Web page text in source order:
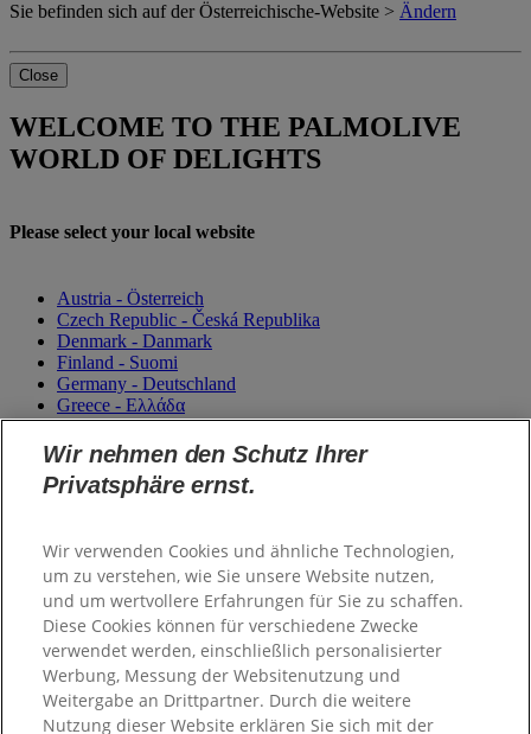
Sie befinden sich auf der Österreichische-Website > Ändern
Close
WELCOME TO THE PALMOLIVE
WORLD OF DELIGHTS
Please select your local website
Austria - Österreich
Czech Republic - Česká Republika
Denmark - Danmark
Finland - Suomi
Germany - Deutschland
Greece - Ελλάδα
Magyarország
Italy - Italia
Netherlands - Nederland
Norway - Norge
Sweden - Sverige
Switzerland (Suisse)
Switzerland (Schweiz)
Unitited Kingdom
Wir nehmen den Schutz Ihrer
Privatsphäre ernst.
Wir verwenden Cookies und ähnliche Technologien,
um zu verstehen, wie Sie unsere Website nutzen,
und um wertvollere Erfahrungen für Sie zu schaffen.
Diese Cookies können für verschiedene Zwecke
verwendet werden, einschließlich personalisierter
Werbung, Messung der Websitenutzung und
Weitergabe an Drittpartner. Durch die weitere
Nutzung dieser Website erklären Sie sich mit der